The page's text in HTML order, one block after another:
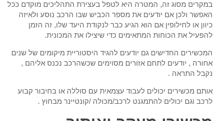
במקרים מסוג זה, המטרה היא לטפל בעצירת התהליכים מוקדם ככל
האפשר ולכן אם יודעים את מספר הכביש שבו הרכב נוסע ולאיזה
כיוון או לחילופין אם הוא הגיע כבר לנקודת היעד שלו, זה הזמן
להפעיל את הכוחות המתאימים כדי שיצילו את המכונית.
המכשירים החדישים גם יודעים להגיד היסטוריית מיקומים של שנים
אחורה , יודעים לתחם אזורים מסוימים שכשהרכב נכנס אליהם ,
נקבל התראה .
אותם מכשירים יכולים לעבוד עצמאית עם סוללה או בחיבור קבוע
לרכב וגם יכולים להתמגנט לרכב/מכולה /קונטיינר מבחוץ .